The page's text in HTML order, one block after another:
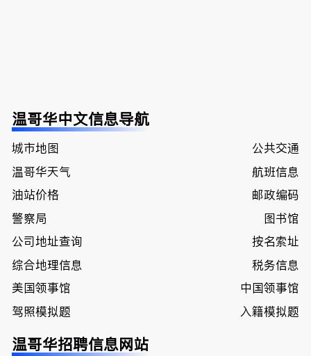
温哥华中文信息导航
城市地图
公共交通
温哥华天气
航班信息
油站价格
邮政编码
警察局
图书馆
公司地址查询
按名索址
综合地理信息
税务信息
美国领事馆
中国领事馆
驾照模拟题
入籍模拟题
温哥华招聘信息网站